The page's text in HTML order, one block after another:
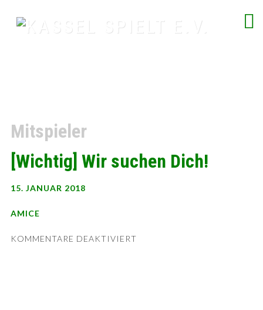
Mitspieler
[Wichtig] Wir suchen Dich!
15. JANUAR 2018
AMICE
KOMMENTARE DEAKTIVIERTFÜR